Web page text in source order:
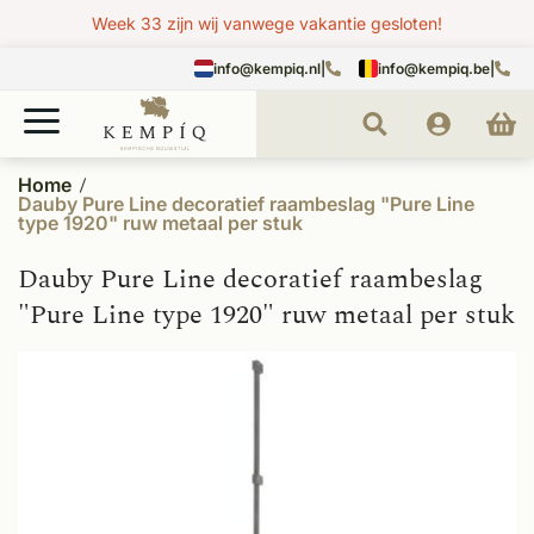
Week 33 zijn wij vanwege vakantie gesloten!
info@kempiq.nl info@kempiq.be
Home
Dauby Pure Line decoratief raambeslag "Pure Line
type 1920" ruw metaal per stuk
Dauby Pure Line decoratief raambeslag
"Pure Line type 1920" ruw metaal per stuk